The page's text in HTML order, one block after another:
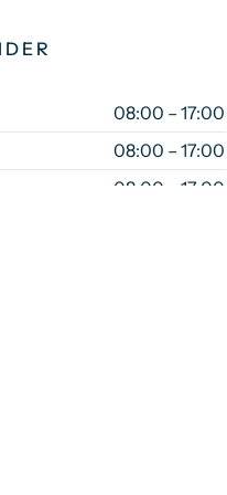
08:00 – 17:00
08:00 – 17:00
08:00 – 17:00